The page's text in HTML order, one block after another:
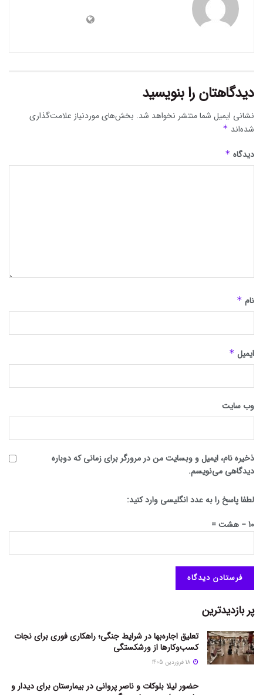
دیدگاهتان را بنویسید
نشانی ایمیل شما منتشر نخواهد شد. بخش‌های موردنیاز علامت‌گذاری
شده‌اند *
دیدگاه *
نام *
ایمیل *
وب‌ سایت
ذخیره نام، ایمیل و وبسایت من در مرورگر برای زمانی که دوباره
دیدگاهی می‌نویسم.
لطفا پاسخ را به عدد انگلیسی وارد کنید:
10 − هشت =
پر بازدیدترین
تعلیق اجاره‌بها در شرایط جنگی؛ راهکاری فوری برای نجات
کسب‌وکارها از ورشکستگی
حضور لیلا بلوکات و ناصر پروانی در بیمارستان برای دیدار و